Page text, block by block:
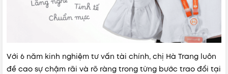
Với 6 năm kinh nghiệm tư vấn tài chính, chị Hà Trang luôn
đề cao sự chậm rãi và rõ ràng trong từng bước trao đổi tại